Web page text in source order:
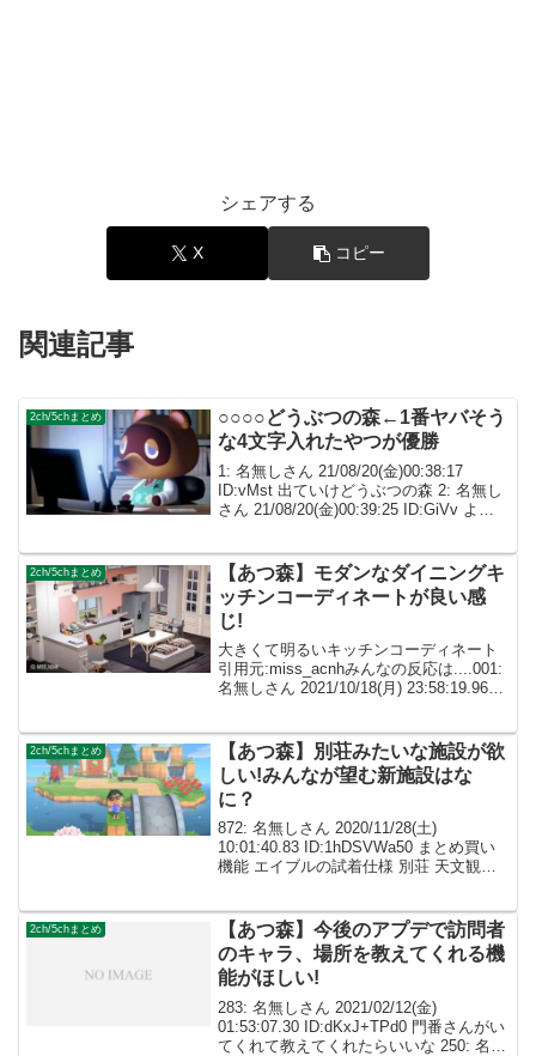
シェアする
X コピー
関連記事
2ch/5chまとめ
○○○○どうぶつの森←1番ヤバそう
な4文字入れたやつが優勝
1: 名無しさん 21/08/20(金)00:38:17
ID:vMst 出ていけどうぶつの森 2: 名無し
さん 21/08/20(金)00:39:25 ID:GiVv よん
2ch/5chまとめ
【あつ森】モダンなダイニングキ
ッチンコーディネートが良い感
じ!
大きくて明るいキッチンコーディネート
引用元:miss_acnhみんなの反応は....001:
名無しさん 2021/10/18(月) 23:58:19.96
2ch/5chまとめ
【あつ森】別荘みたいな施設が欲
しい!みんなが望む新施設はな
に？
872: 名無しさん 2020/11/28(土)
10:01:40.83 ID:1hDSVWa50 まとめ買い
機能 エイブルの試着仕様 別荘 天文観測
2ch/5chまとめ
【あつ森】今後のアプデで訪問者
のキャラ、場所を教えてくれる機
能がほしい!
283: 名無しさん 2021/02/12(金)
01:53:07.30 ID:dKxJ+TPd0 門番さんがい
てくれて教えてくれたらいいな 250: 名無